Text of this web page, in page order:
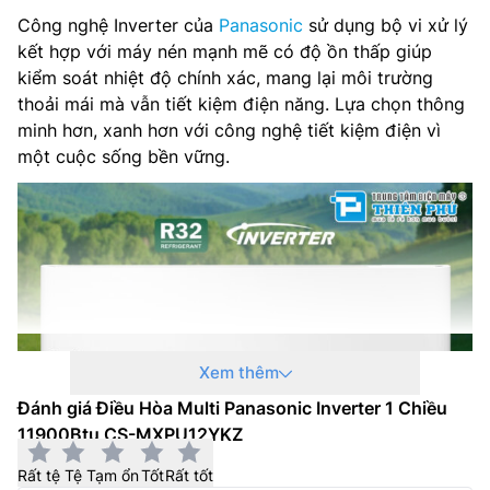
Công nghệ Inverter của Panasonic sử dụng bộ vi xử lý
kết hợp với máy nén mạnh mẽ có độ ồn thấp giúp
kiểm soát nhiệt độ chính xác, mang lại môi trường
thoải mái mà vẫn tiết kiệm điện năng. Lựa chọn thông
minh hơn, xanh hơn với công nghệ tiết kiệm điện vì
một cuộc sống bền vững.
Công nghệ Nanoe X
Xem thêm
Đánh giá Điều Hòa Multi Panasonic Inverter 1 Chiều
11900Btu CS-MXPU12YKZ
Rất tệ Tệ Tạm ổnTốtRất tốt